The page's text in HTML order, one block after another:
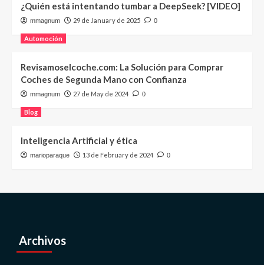
¿Quién está intentando tumbar a DeepSeek? [VIDEO]
mmagnum 29 de January de 2025 0
Automoción
Revisamoselcoche.com: La Solución para Comprar
Coches de Segunda Mano con Confianza
mmagnum 27 de May de 2024 0
Blog
Inteligencia Artificial y ética
marioparaque 13 de February de 2024 0
Archivos